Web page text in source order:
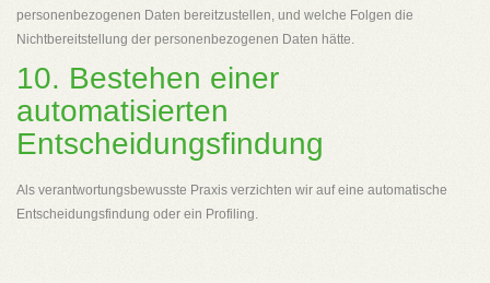
personenbezogenen Daten bereitzustellen, und welche Folgen die
Nichtbereitstellung der personenbezogenen Daten hätte.
10. Bestehen einer
automatisierten
Entscheidungsfindung
Als verantwortungsbewusste Praxis verzichten wir auf eine automatische
Entscheidungsfindung oder ein Profiling.